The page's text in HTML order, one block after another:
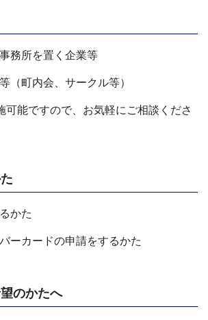
務所を置く企業等
（町内会、サークル等）
能ですので、お気軽にご相談くださ
かた
ーカードの申請をするかた
のかたへ